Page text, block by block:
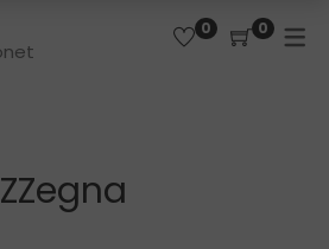
0 0
ZZegna